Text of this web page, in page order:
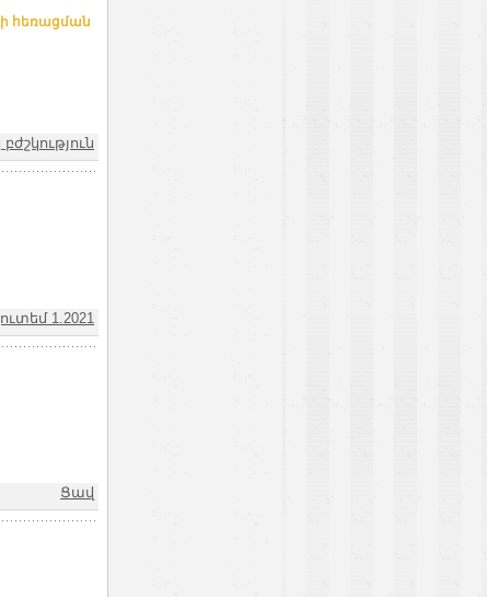
հեռացման
1.2021
Ցավ